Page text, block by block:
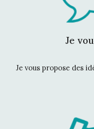
Je
Je vous propose des